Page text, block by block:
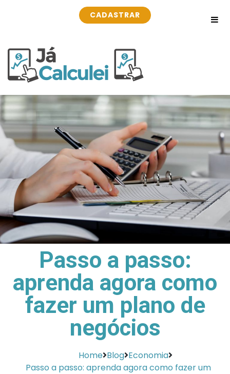
CADASTRAR
Passo a passo:
aprenda agora como
fazer um plano de
negócios
Home Blog Economia
Passo a passo: aprenda agora como fazer um